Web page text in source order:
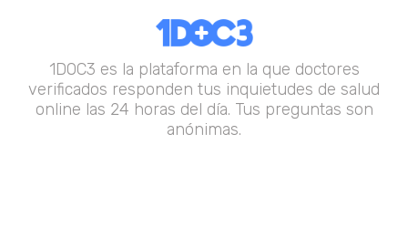
1DOC3 es la plataforma en la que doctores
verificados responden tus inquietudes de salud
online las 24 horas del día. Tus preguntas son
anónimas.